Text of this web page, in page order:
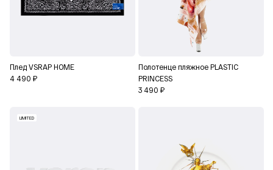
Плед VSRAP HOME
4 490 ₽
Полотенце пляжное PLASTIC
PRINCESS
3 490 ₽
LIMITED